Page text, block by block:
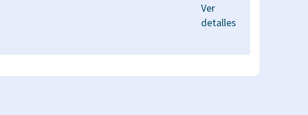
Ver
detalles